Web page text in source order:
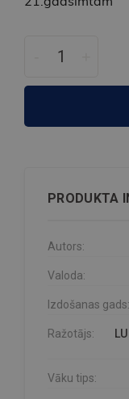
PRODUKTA
Autors:
Valoda:
Izdošanas gads:
Ražotājs:
Vāku tips: